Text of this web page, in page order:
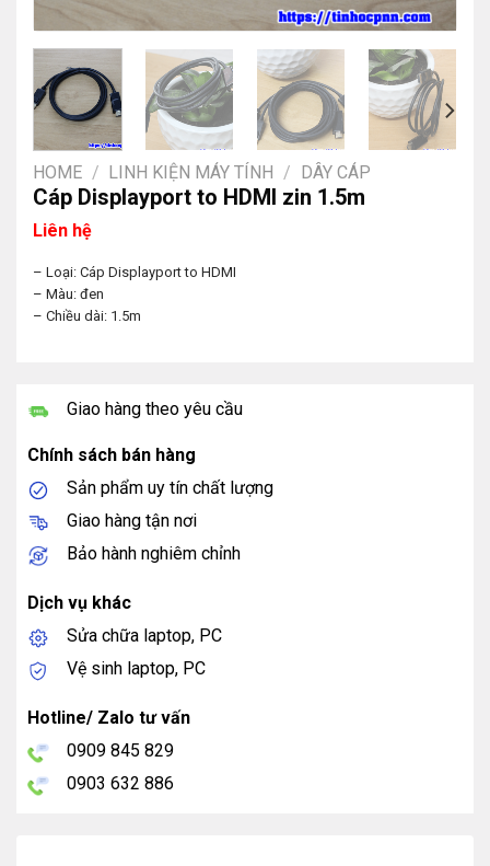
HOME / LINH KIỆN MÁY TÍNH / DÂY CÁP
Cáp Displayport to HDMI zin 1.5m
Liên hệ
– Loại: Cáp Displayport to HDMI
– Màu: đen
– Chiều dài: 1.5m
Giao hàng theo yêu cầu
Chính sách bán hàng
Sản phẩm uy tín chất lượng
Giao hàng tận nơi
Bảo hành nghiêm chỉnh
Dịch vụ khác
Sửa chữa laptop, PC
Vệ sinh laptop, PC
Hotline/ Zalo tư vấn
0909 845 829
0903 632 886